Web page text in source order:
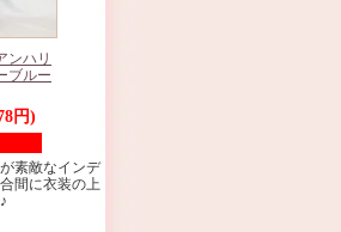
ンハリ
ブルー
円)
素敵なインデ
間に衣装の上